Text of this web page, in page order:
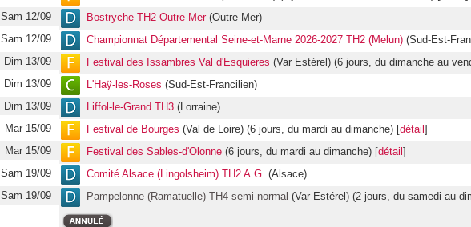
Sam 12/09
Bostryche TH2 Outre-Mer(Outre-Mer)
Sam 12/09
Championnat Départemental Seine-et-Marne 2026-2027 TH2 (Melun) (Sud-Est-
Dim 13/09
Festival des Issambres Val d'Esquieres (Var Estérel) (6 jours, du dimanche au
Dim 13/09
L'Haÿ-les-Roses (Sud-Est-Francilien)
Dim 13/09
Liffol-le-Grand TH3 (Lorraine)
Mar 15/09
Festival de Bourges (Val de Loire) (6 jours, du mardi au dimanche) [détail ]
Mar 15/09
Festival des Sables-d'Olonne (6 jours, du mardi au dimanche) [détail ]
Sam 19/09
Comité Alsace (Lingolsheim) TH2 A.G. (Alsace)
Sam 19/09
Pampelonne (Ramatuelle) TH4 semi-normal (Var Estérel) (2 jours, du samedi au